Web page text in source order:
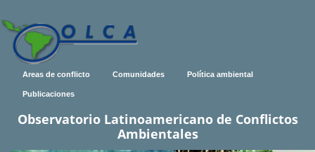
Areas de conflicto Comunidades Política ambiental
Publicaciones
Observatorio Latinoamericano de Conflictos
Ambientales